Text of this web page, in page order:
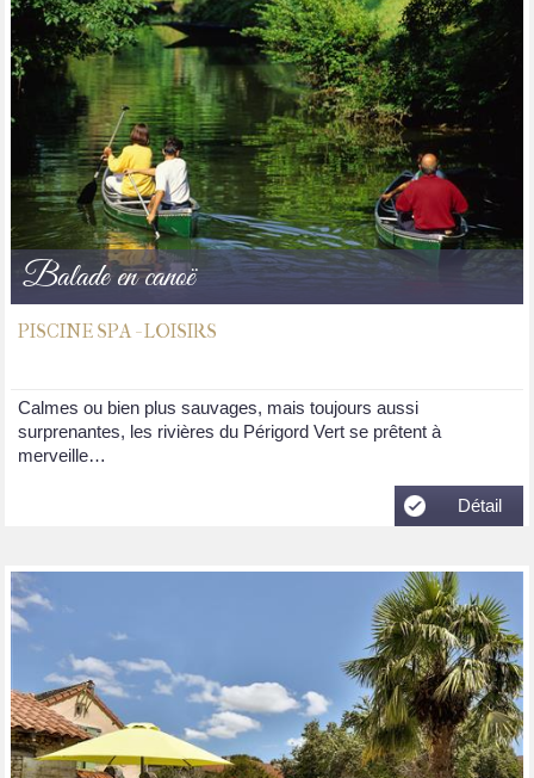
Balade en canoë
PISCINE SPA - LOISIRS
Calmes ou bien plus sauvages, mais toujours aussi
surprenantes, les rivières du Périgord Vert se prêtent à
merveille…
Détail